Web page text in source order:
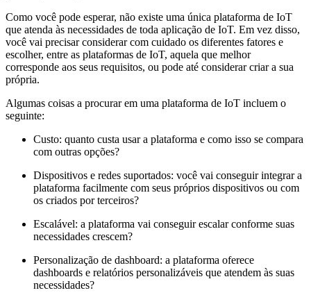
Como você pode esperar, não existe uma única plataforma de IoT
que atenda às necessidades de toda aplicação de IoT. Em vez disso,
você vai precisar considerar com cuidado os diferentes fatores e
escolher, entre as plataformas de IoT, aquela que melhor
corresponde aos seus requisitos, ou pode até considerar criar a sua
própria.
Algumas coisas a procurar em uma plataforma de IoT incluem o
seguinte:
Custo: quanto custa usar a plataforma e como isso se compara
com outras opções?
Dispositivos e redes suportados: você vai conseguir integrar a
plataforma facilmente com seus próprios dispositivos ou com
os criados por terceiros?
Escalável: a plataforma vai conseguir escalar conforme suas
necessidades crescem?
Personalização de dashboard: a plataforma oferece
dashboards e relatórios personalizáveis que atendem às suas
necessidades?